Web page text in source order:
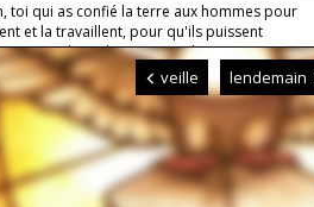
toi qui as confié la terre aux hommes pour
et la travaillent, pour qu'ils puissent
s'entraidant, donne-nous de mener nos
un esprit filial envers toi et un esprit fraternel
Jésus, le Christ, notre Seigneur. Amen.
veille lendemain